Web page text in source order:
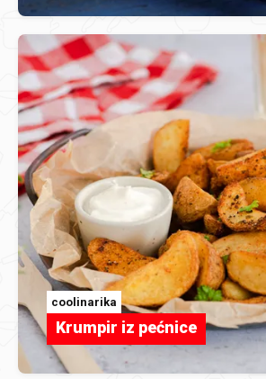
coolinarika
Krumpir iz pećnice